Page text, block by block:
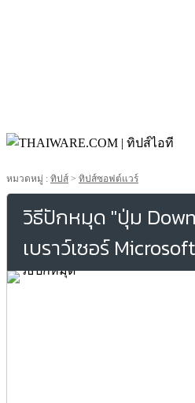
หมวดหมู่ : ทิปส์ > ทิปส์ซอฟต์แวร์
วิธีปักหมุด "ปุ่ม
เบราว์เซอร์